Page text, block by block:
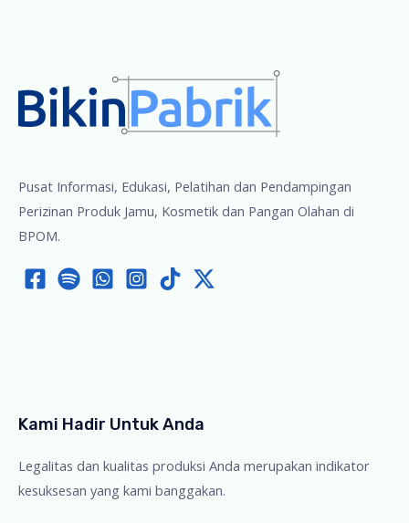
Pusat Informasi, Edukasi, Pelatihan dan Pendampingan
Perizinan Produk Jamu, Kosmetik dan Pangan Olahan di
BPOM.
Kami Hadir Untuk Anda
Legalitas dan kualitas produksi Anda merupakan indikator
kesuksesan yang kami banggakan.